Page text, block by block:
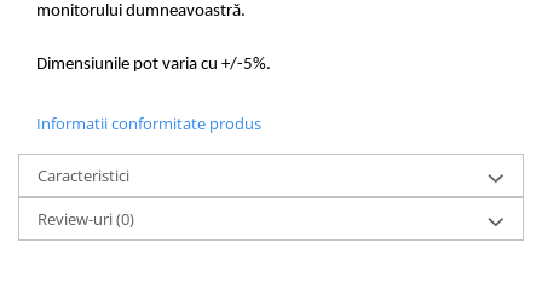
monitorului dumneavoastră.
Dimensiunile pot varia cu +/-5%.
Informatii conformitate produs
Caracteristici
Review-uri(0)